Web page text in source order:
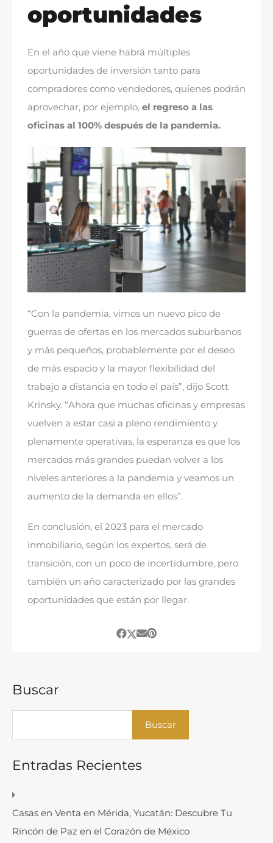
oportunidades
En el año que viene habrá múltiples
oportunidades de inversión tanto para
compradores como vendedores, quienes podrán
aprovechar, por ejemplo, el regreso a las
oficinas al 100% después de la pandemia.
“Con la pandemia, vimos un nuevo pico de
guerras de ofertas en los mercados suburbanos
y más pequeños, probablemente por el deseo
de más espacio y la mayor flexibilidad del
trabajo a distancia en todo el país”, dijo Scott
Krinsky. “Ahora que muchas oficinas y empresas
vuelven a estar casi a pleno rendimiento y
plenamente operativas, la esperanza es que los
mercados más grandes puedan volver a los
niveles anteriores a la pandemia y veamos un
aumento de la demanda en ellos”.
En conclusión, el 2023 para el mercado
inmobiliario, según los expertos, será de
transición, con un poco de incertidumbre, pero
también un año caracterizado por las grandes
oportunidades que están por llegar.
Buscar
Buscar
Entradas Recientes
Casas en Venta en Mérida, Yucatán: Descubre Tu
Rincón de Paz en el Corazón de México